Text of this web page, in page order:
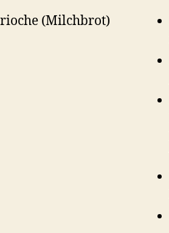
(Milchbrot)